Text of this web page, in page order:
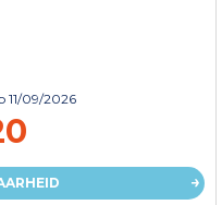
11/09/2026